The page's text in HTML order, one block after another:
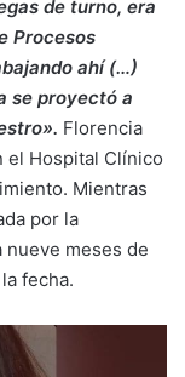
de turno, era
Procesos
ahí (…)
se proyectó a
Florencia
el Hospital Clínico
Mientras
por la
meses de
fecha.